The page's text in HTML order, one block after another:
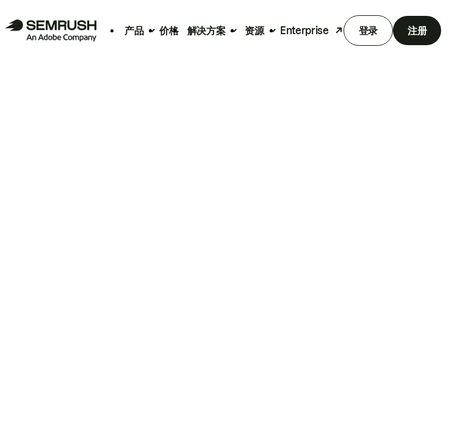
产品 价格 解决方案 资源 Enterprise 登录 注册